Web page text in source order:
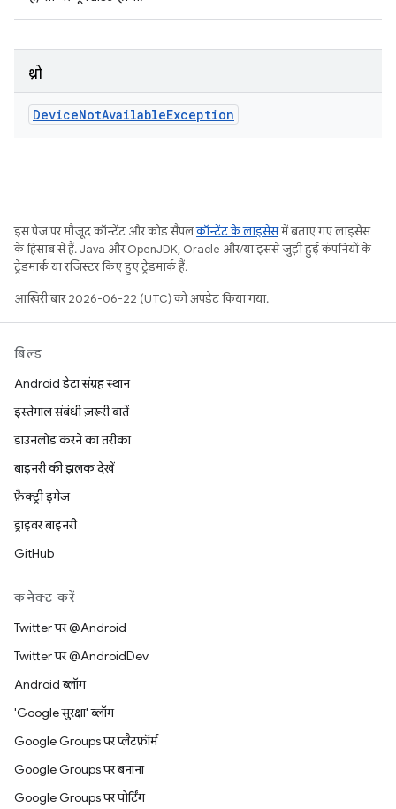
थ्रो
DeviceNotAvailableException
इस पेज पर मौजूद कॉन्टेंट और कोड सैंपलकॉन्टेंट के लाइसेंसमें बताए गए लाइसेंस
के हिसाब से हैं. Java और OpenJDK, Oracle और/या इससे जुड़ी हुई कंपनियों के
ट्रेडमार्क या रजिस्टर किए हुए ट्रेडमार्क हैं.
आखिरी बार 2026-06-22 (UTC) को अपडेट किया गया.
बिल्ड
Android डेटा संग्रह स्थान
इस्तेमाल संबंधी ज़रूरी बातें
डाउनलोड करने का तरीका
बाइनरी की झलक देखें
फ़ैक्ट्री इमेज
ड्राइवर बाइनरी
GitHub
कनेक्ट करें
Twitter पर @Android
Twitter पर @AndroidDev
Android ब्लॉग
'Google सुरक्षा' ब्लॉग
Google Groups पर प्लैटफ़ॉर्म
Google Groups पर बनाना
Google Groups पर पोर्टिंग